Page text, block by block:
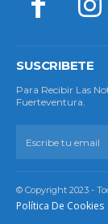
SUSCRIBETE
Para Recibir Las
Fuerteventura.
© Copyright 2023 -
Política De Cookies